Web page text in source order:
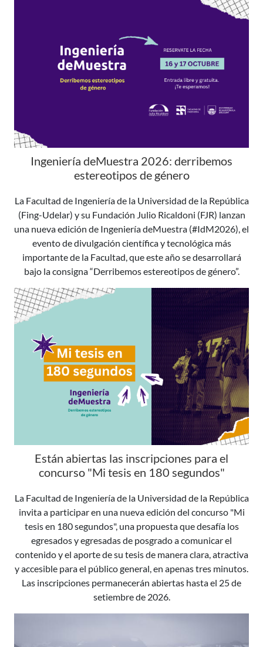
Ingeniería deMuestra 2026: derribemos
estereotipos de género
La Facultad de Ingeniería de la Universidad de la República
(Fing-Udelar) y su Fundación Julio Ricaldoni (FJR) lanzan
una nueva edición de Ingeniería deMuestra (#IdM2026), el
evento de divulgación científica y tecnológica más
importante de la Facultad, que este año se desarrollará
bajo la consigna “Derribemos estereotipos de género”.
Están abiertas las inscripciones para el
concurso "Mi tesis en 180 segundos"
La Facultad de Ingeniería de la Universidad de la República
invita a participar en una nueva edición del concurso "Mi
tesis en 180 segundos", una propuesta que desafía los
egresados y egresadas de posgrado a comunicar el
contenido y el aporte de su tesis de manera clara, atractiva
y accesible para el público general, en apenas tres minutos.
Las inscripciones permanecerán abiertas hasta el 25 de
setiembre de 2026.